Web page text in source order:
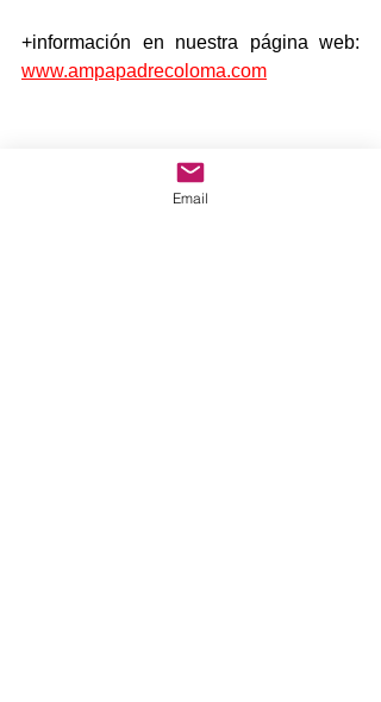
www.ampapadrecoloma.com
Email